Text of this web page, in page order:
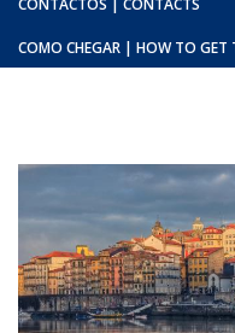
CONTACTOS | CONTACTS
COMO CHEGAR | HOW TO GET